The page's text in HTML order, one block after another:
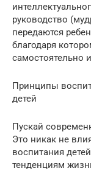
руководство
передаются
благодаря
самостоятельно
Принципы
детей
Пускай
Это никак не
воспитания
тенденциям